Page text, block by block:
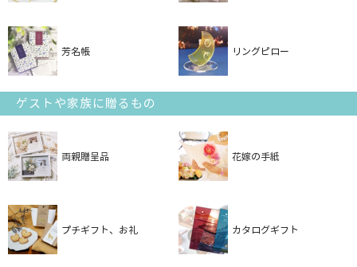
芳名帳 リングピロー
ゲストや家族に贈るもの
両親贈呈品 花嫁の手紙
プチギフト、お礼 カタログギフト